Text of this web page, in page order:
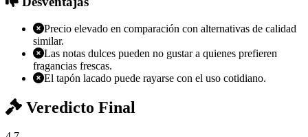
Precio elevado en comparación con alternativas de calidad
similar.
Las notas dulces pueden no gustar a quienes prefieren
fragancias frescas.
El tapón lacado puede rayarse con el uso cotidiano.
Veredicto Final